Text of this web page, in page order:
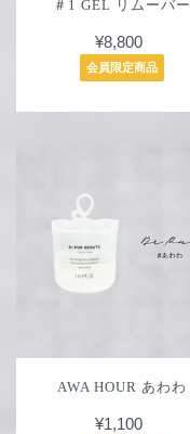
＃1 GEL リムーバー
¥8,800
会員限定商品
AWA HOUR あわわ
¥1,100